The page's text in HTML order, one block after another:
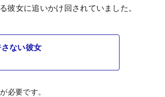
女に追いかけ回されていました。
ない彼女
必要です。